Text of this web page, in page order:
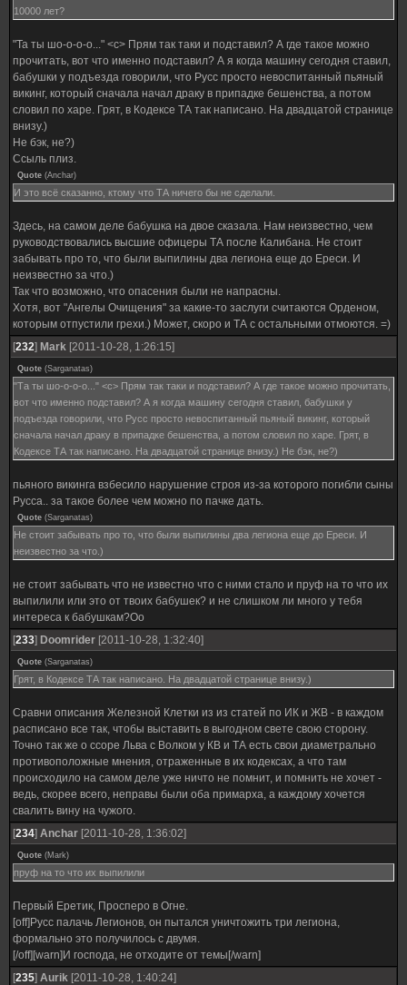
10000 лет?
"Та ты шо-о-о-о..." <c> Прям так таки и подставил? А где такое можно
прочитать, вот что именно подставил? А я когда машину сегодня ставил,
бабушки у подъезда говорили, что Русс просто невоспитанный пьяный
викинг, который сначала начал драку в припадке бешенства, а потом
словил по харе. Грят, в Кодексе ТА так написано. На двадцатой странице
внизу.)
Не бэк, не?)
Ссыль плиз.
Quote (Anchar)
И это всё сказанно, ктому что ТА ничего бы не сделали.
Здесь, на самом деле бабушка на двое сказала. Нам неизвестно, чем
руководствовались высшие офицеры ТА после Калибана. Не стоит
забывать про то, что были выпилины два легиона еще до Ереси. И
неизвестно за что.)
Так что возможно, что опасения были не напрасны.
Хотя, вот "Ангелы Очищения" за какие-то заслуги считаются Орденом,
которым отпустили грехи.) Может, скоро и ТА с остальными отмоются. =)
[232] Mark [2011-10-28, 1:26:15]
Quote (Sarganatas)
"Та ты шо-о-о-о..." <c> Прям так таки и подставил? А где такое можно прочитать,
вот что именно подставил? А я когда машину сегодня ставил, бабушки у
подъезда говорили, что Русс просто невоспитанный пьяный викинг, который
сначала начал драку в припадке бешенства, а потом словил по харе. Грят, в
Кодексе ТА так написано. На двадцатой странице внизу.) Не бэк, не?)
пьяного викинга взбесило нарушение строя из-за которого погибли сыны
Русса.. за такое более чем можно по пачке дать.
Quote (Sarganatas)
Не стоит забывать про то, что были выпилины два легиона еще до Ереси. И
неизвестно за что.)
не стоит забывать что не известно что с ними стало и пруф на то что их
выпилили или это от твоих бабушек? и не слишком ли много у тебя
интереса к бабушкам?Оо
[233] Doomrider [2011-10-28, 1:32:40]
Quote (Sarganatas)
Грят, в Кодексе ТА так написано. На двадцатой странице внизу.)
Сравни описания Железной Клетки из из статей по ИК и ЖВ - в каждом
расписано все так, чтобы выставить в выгодном свете свою сторону.
Точно так же о ссоре Льва с Волком у КВ и ТА есть свои диаметрально
противоположные мнения, отраженные в их кодексах, а что там
происходило на самом деле уже ничто не помнит, и помнить не хочет -
ведь, скорее всего, неправы были оба примарха, а каждому хочется
свалить вину на чужого.
[234] Anchar [2011-10-28, 1:36:02]
Quote (Mark)
пруф на то что их выпилили
Первый Еретик, Просперо в Огне.
[off]Русс палачь Легионов, он пытался уничтожить три легиона,
формально это получилось с двумя.
[/off][warn]И господа, не отходите от темы[/warn]
[235] Aurik [2011-10-28, 1:40:24]